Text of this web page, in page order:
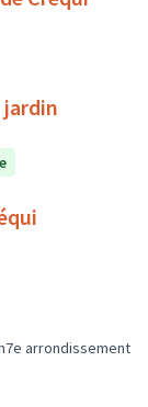
jardin
: Vie de
Filtrer les résultats
7e arrondissement